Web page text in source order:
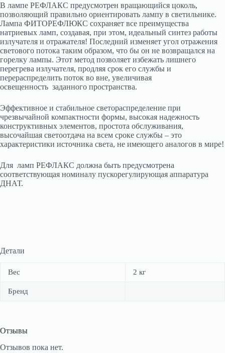
В лампе РЕФЛАКС предусмотрен вращающийся цоколь,
позволяющий правильно ориентировать лампу в светильнике.
Лампа ФИТОРЕФЛЮКС сохраняет все преимущества
натриевых ламп, создавая, при этом, идеальный синтез работы
излучателя и отражателя! Последний изменяет угол отражения
светового потока таким образом, что бы он не возвращался на
горелку лампы. Этот метод позволяет избежать лишнего
перегрева излучателя, продляя срок его службы и
перераспределить поток во вне, увеличивая
освещенность заданного пространства.
Эффективное и стабильное светораспределение при
чрезвычайной компактности формы, высокая надежность
конструктивных элементов, простота обслуживания,
высочайшая светоотдача на всем сроке службы – это
характеристики источника света, не имеющего аналогов в мире!
Для ламп РЕФЛАКС должна быть предусмотрена
соответствующая номиналу пускорегулирующая аппаратура
ДНАТ.
Детали
Вес 2 кг
Бренд
Отзывы
Отзывов пока нет.